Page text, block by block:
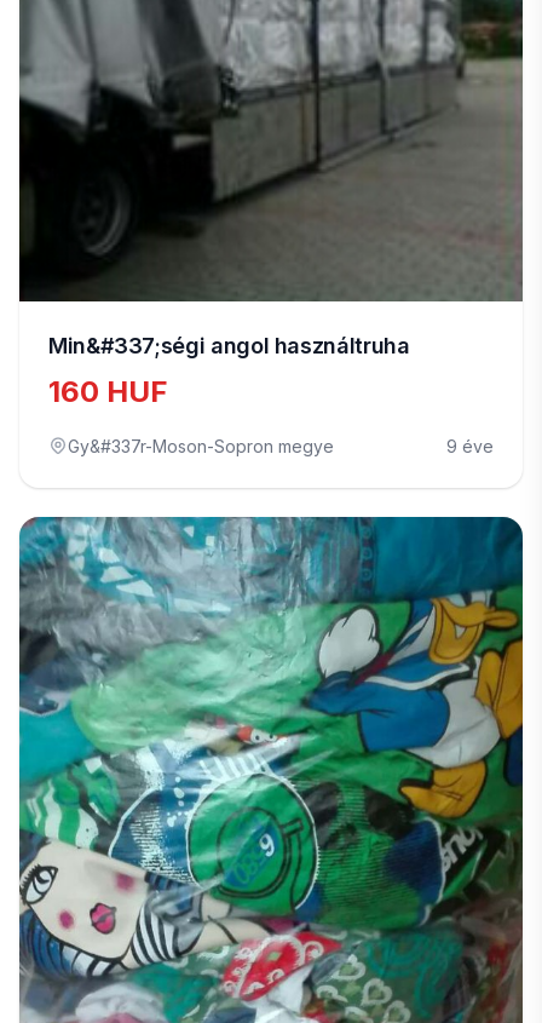
Min&#337;ségi angol használtruha
160 HUF
Gy&#337r-Moson-Sopron megye 9 éve